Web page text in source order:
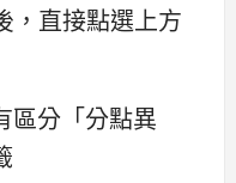
，直接點選上方
區分「分點異